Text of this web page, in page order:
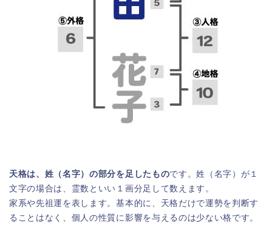
天格は、姓（名字）の部分を足したものです。姓（名字）が１
文字の場合は、霊数といい１画分足して数えます。
家系や先祖運を表します。基本的に、天格だけで運勢を判断す
ることはなく、個人の性質に影響を与えるのは少ない格です。